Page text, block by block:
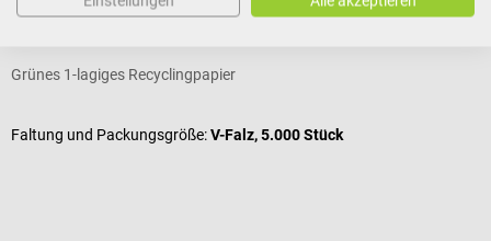
Verde Einmalhandtücher
Grünes 1-lagiges Recyclingpapier
Faltung und Packungsgröße:V-Falz, 5.000 Stück